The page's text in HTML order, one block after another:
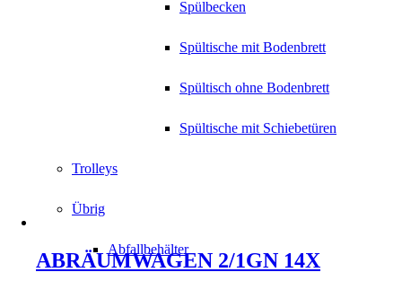
Spülbecken
Spültische mit Bodenbrett
Spültisch ohne Bodenbrett
Spültische mit Schiebetüren
Trolleys
Übrig
Abfallbehälter
ABRÄUMWAGEN 2/1GN 14X